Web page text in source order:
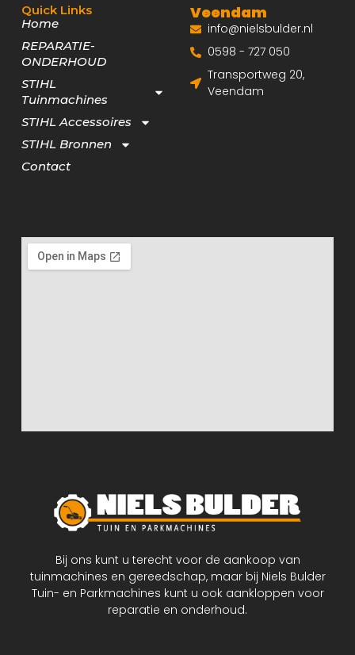
Bij ons kunt u terecht voor de aankoop van
tuinmachines en gereedschap, maar bij Niels Bulder
Tuin- en Parkmachines kunt u ook aankloppen voor
reparatie en onderhoud.
Quick Links
Home
REPARATIE-
ONDERHOUD
STIHL
Tuinmachines
STIHL Accessoires
STIHL Bronnen
Contact
Veendam
info@nielsbulder.nl
0598 - 727 050
Transportweg 20,
Veendam